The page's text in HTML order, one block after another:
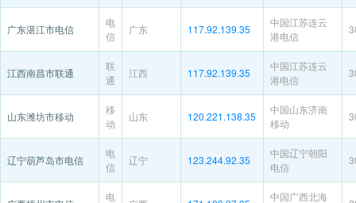
广东湛江市电信
电
信
广东 117.92.139.35
中国江苏连云
港电信
江西南昌市联通
联
通
江西 117.92.139.35
中国江苏连云
港电信
山东潍坊市移动
移
动
山东 120.221.138.35
中国山东济南
移动
辽宁葫芦岛市电信
电
信
辽宁 123.244.92.35
中国辽宁朝阳
电信
电
中国广西北海